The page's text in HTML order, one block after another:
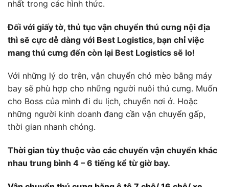
nhất trong các hình thức.
Đối với giấy tờ, thủ tục vận chuyển thú cưng nội địa
thì sẽ cực dễ dàng với Best Logistics, bạn chỉ việc
mang thú cưng đến còn lại Best Logistics sẽ lo!
Với những lý do trên, vận chuyển chó mèo bằng máy
bay sẽ phù hợp cho những người nuôi thú cưng. Muốn
cho Boss của mình đi du lịch, chuyển nơi ở. Hoặc
những người kinh doanh đang cần vận chuyển gấp,
thời gian nhanh chóng.
Thời gian tùy thuộc vào các chuyến vận chuyển khác
nhau trung bình 4 – 6 tiếng kể từ giờ bay.